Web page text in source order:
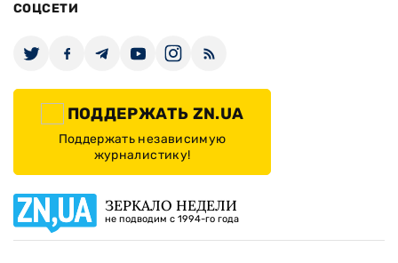
СОЦСЕТИ
ПОДДЕРЖАТЬ ZN.UA
Поддержать независимую
журналистику!
ЗЕРКАЛО НЕДЕЛИ
не подводим с 1994-го года